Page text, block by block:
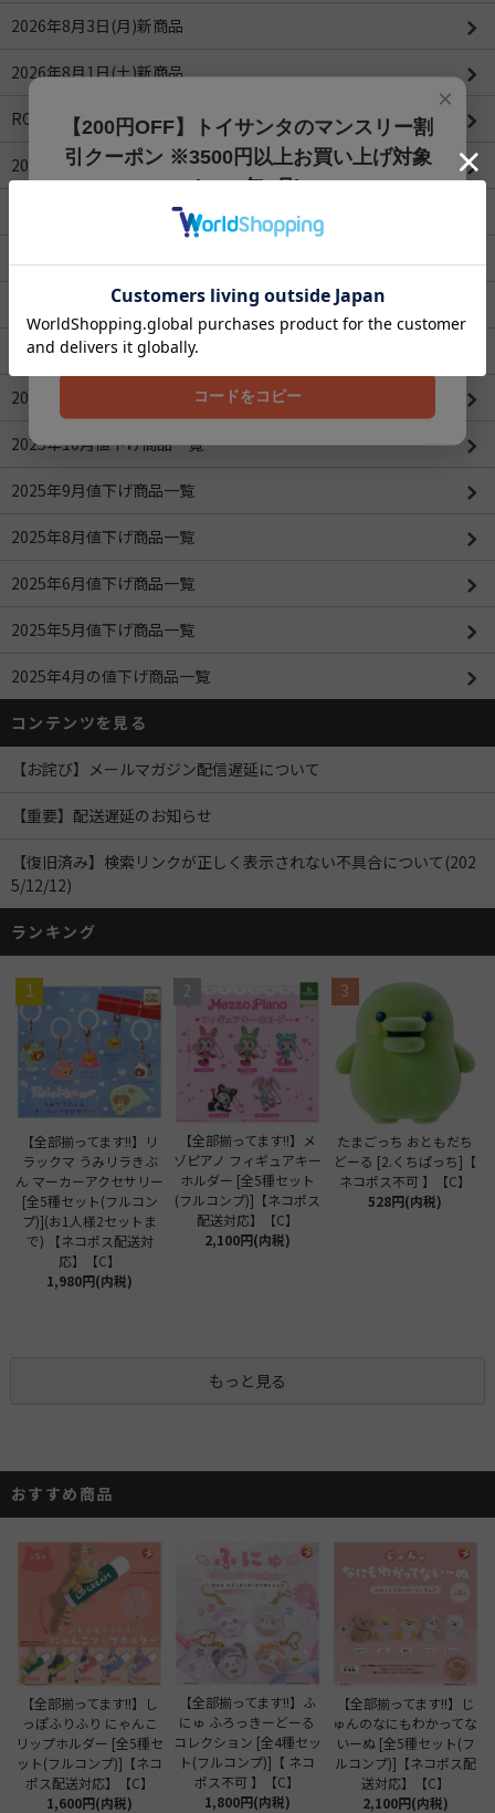
2026年8月3日(月)新商品
2026年8月1日(土)新商品
ROBOTIMEシリーズ
2026年4月値下げ商品一覧(更新：2026/04/16)
2026年3月値下げ商品一覧
2026年1月値下げ商品一覧
2025年12月値下げ商品一覧
2025年11月値下げ商品一覧
2025年10月値下げ商品一覧
2025年9月値下げ商品一覧
2025年8月値下げ商品一覧
2025年6月値下げ商品一覧
2025年5月値下げ商品一覧
2025年4月の値下げ商品一覧
コンテンツを見る
【お詫び】メールマガジン配信遅延について
【重要】配送遅延のお知らせ
【復旧済み】検索リンクが正しく表示されない不具合について(202
5/12/12)
ランキング
1
【全部揃ってます!!】リ
ラックマ うみリラきぶ
ん マーカーアクセサリー
[全5種セット(フルコン
プ)](お1人様2セットま
で) 【ネコポス配送対
応】【C】
1,980円(内税)
2
【全部揃ってます!!】メ
ゾピアノ フィギュアキー
ホルダー [全5種セット
(フルコンプ)]【ネコポス
配送対応】【C】
2,100円(内税)
3
たまごっち おともだち
どーる [2.くちぱっち]【
ネコポス不可 】【C】
528円(内税)
もっと見る
おすすめ商品
【全部揃ってます!!】し
っぽふりふり にゃんこ
リップホルダー [全5種セ
ット(フルコンプ)]【ネコ
ポス配送対応】【C】
1,600円(内税)
【全部揃ってます!!】ふ
にゅ ふろっきーどーる
コレクション [全4種セッ
ト(フルコンプ)]【 ネコ
ポス不可 】【C】
1,800円(内税)
【全部揃ってます!!】じ
ゅんのなにもわかってな
いーぬ [全5種セット(フ
ルコンプ)]【ネコポス配
送対応】【C】
2,100円(内税)
×
【200円OFF】トイサンタのマンスリー割
引クーポン ※3500円以上お買い上げ対象
(2026年8月)
【200円OFFクーポン】3500円以上お買上げでご利用可能
です!! 8月1日～8月31日まで
202608
コードをコピー